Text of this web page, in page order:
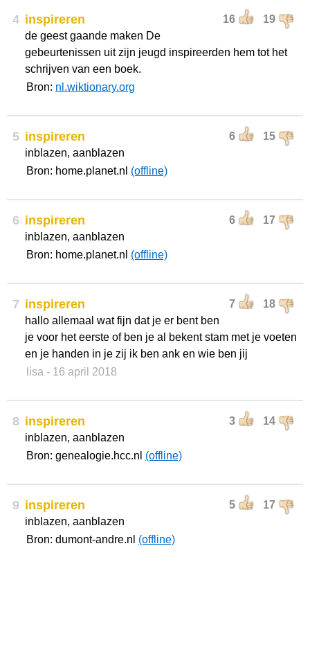
4 16 19
inspireren
de geest gaande maken De
gebeurtenissen uit zijn jeugd inspireerden hem tot het
schrijven van een boek.
Bron: nl.wiktionary.org
5 6 15
inspireren
inblazen, aanblazen
Bron: home.planet.nl (offline)
6 6 17
inspireren
inblazen, aanblazen
Bron: home.planet.nl (offline)
7 7 18
inspireren
hallo allemaal wat fijn dat je er bent ben
je voor het eerste of ben je al bekent stam met je voeten
en je handen in je zij ik ben ank en wie ben jij
lisa - 16 april 2018
8 3 14
inspireren
inblazen, aanblazen
Bron: genealogie.hcc.nl (offline)
9 5 17
inspireren
inblazen, aanblazen
Bron: dumont-andre.nl (offline)